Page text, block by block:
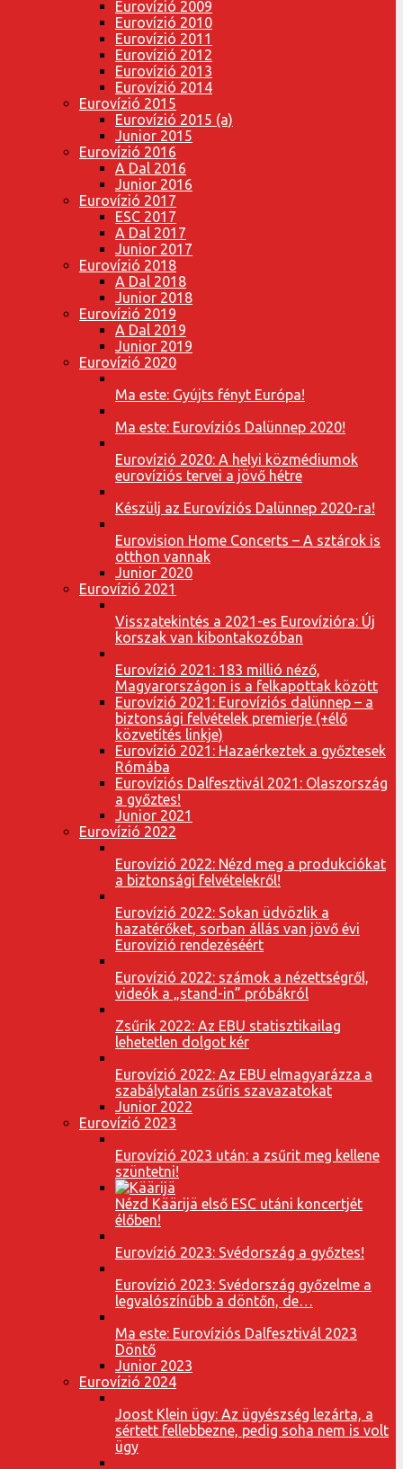
Eurovízió 2009
Eurovízió 2010
Eurovízió 2011
Eurovízió 2012
Eurovízió 2013
Eurovízió 2014
Eurovízió 2015
Eurovízió 2015 (a)
Junior 2015
Eurovízió 2016
A Dal 2016
Junior 2016
Eurovízió 2017
ESC 2017
A Dal 2017
Junior 2017
Eurovízió 2018
A Dal 2018
Junior 2018
Eurovízió 2019
A Dal 2019
Junior 2019
Eurovízió 2020
Ma este: Gyújts fényt Európa!
Ma este: Eurovíziós Dalünnep 2020!
Eurovízió 2020: A helyi közmédiumok
eurovíziós tervei a jövő hétre
Készülj az Eurovíziós Dalünnep 2020-ra!
Eurovision Home Concerts – A sztárok is
otthon vannak
Junior 2020
Eurovízió 2021
Visszatekintés a 2021-es Eurovízióra: Új
korszak van kibontakozóban
Eurovízió 2021: 183 millió néző,
Magyarországon is a felkapottak között
Eurovízió 2021: Eurovíziós dalünnep – a
biztonsági felvételek premierje (+élő
közvetítés linkje)
Eurovízió 2021: Hazaérkeztek a győztesek
Rómába
Eurovíziós Dalfesztivál 2021: Olaszország
a győztes!
Junior 2021
Eurovízió 2022
Eurovízió 2022: Nézd meg a produkciókat
a biztonsági felvételekről!
Eurovízió 2022: Sokan üdvözlik a
hazatérőket, sorban állás van jövő évi
Eurovízió rendezéséért
Eurovízió 2022: számok a nézettségről,
videók a „stand-in” próbákról
Zsűrik 2022: Az EBU statisztikailag
lehetetlen dolgot kér
Eurovízió 2022: Az EBU elmagyarázza a
szabálytalan zsűris szavazatokat
Junior 2022
Eurovízió 2023
Eurovízió 2023 után: a zsűrit meg kellene
szüntetni!
Nézd Käärijä első ESC utáni koncertjét
élőben!
Eurovízió 2023: Svédország a győztes!
Eurovízió 2023: Svédország győzelme a
legvalószínűbb a döntőn, de…
Ma este: Eurovíziós Dalfesztivál 2023
Döntő
Junior 2023
Eurovízió 2024
Joost Klein ügy: Az ügyészség lezárta, a
sértett fellebbezne, pedig soha nem is volt
ügy